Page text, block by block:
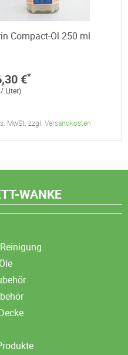
Compact-Öl 250 ml
€*
Liter)
MwSt. zzgl. Versandkosten
WANKE